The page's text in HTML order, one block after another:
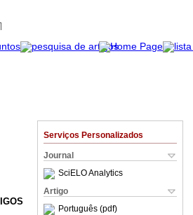
Serviços Personalizados
Journal
SciELO Analytics
Artigo
Português (pdf)